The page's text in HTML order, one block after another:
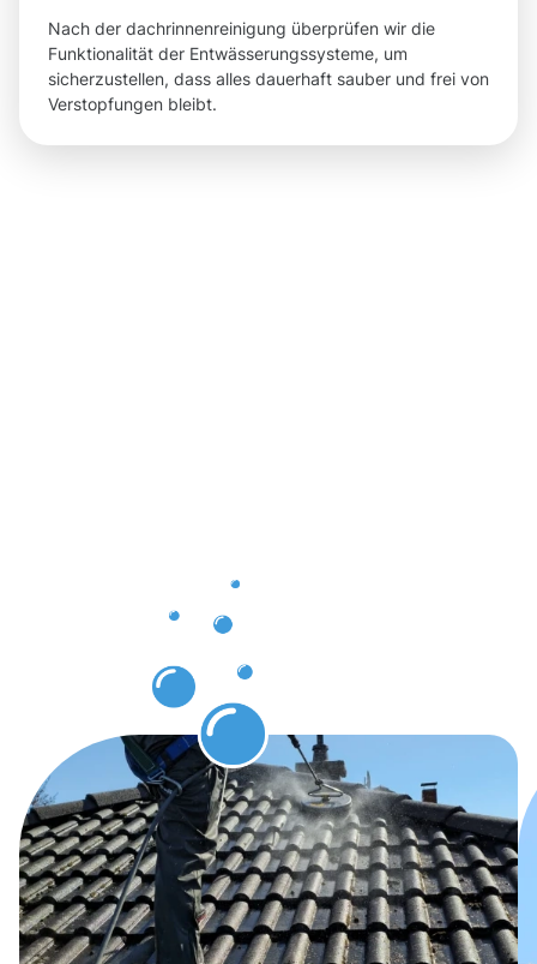
Nach der dachrinnenreinigung überprüfen wir die
Funktionalität der Entwässerungssysteme, um
sicherzustellen, dass alles dauerhaft sauber und frei von
Verstopfungen bleibt.